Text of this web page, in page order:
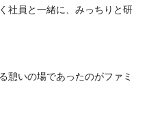
社員と一緒に、みっちりと研
憩いの場であったのがファミ